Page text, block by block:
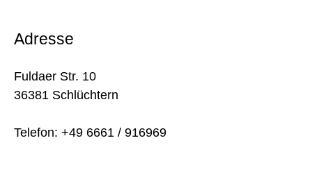
Adresse
Fuldaer Str. 10
36381 Schlüchtern
Telefon: +49 6661 / 916969